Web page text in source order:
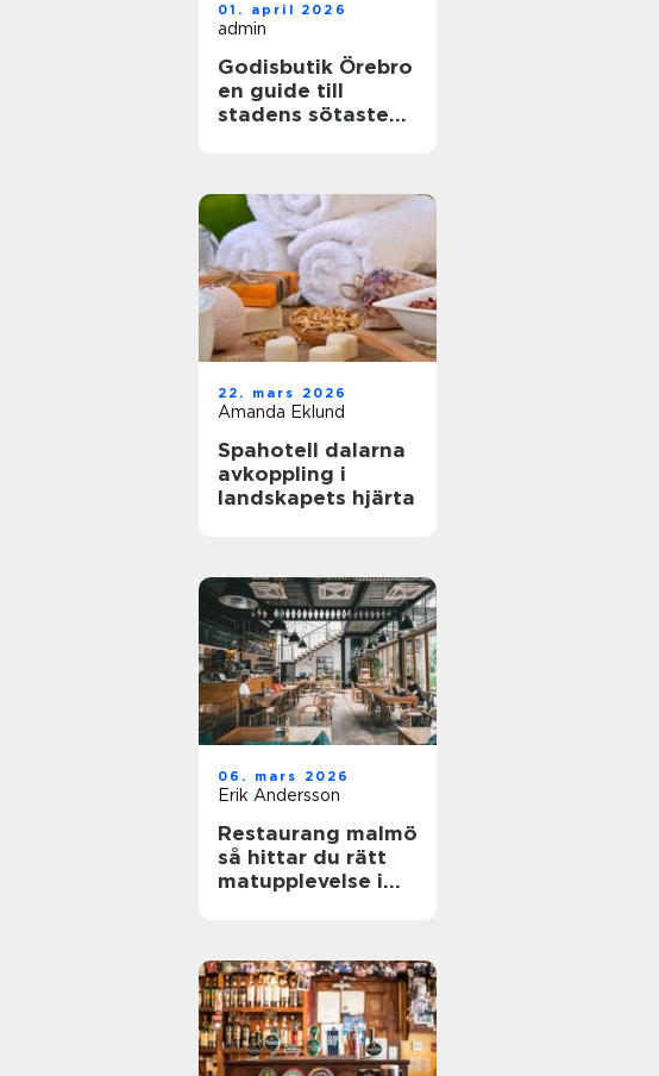
01. april 2026
admin
Godisbutik Örebro
en guide till
stadens sötaste
22. mars 2026
Amanda Eklund
Spahotell dalarna
avkoppling i
landskapets hjärta
06. mars 2026
Erik Andersson
Restaurang malmö
så hittar du rätt
matupplevelse i